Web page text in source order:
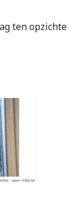
ten opzichte